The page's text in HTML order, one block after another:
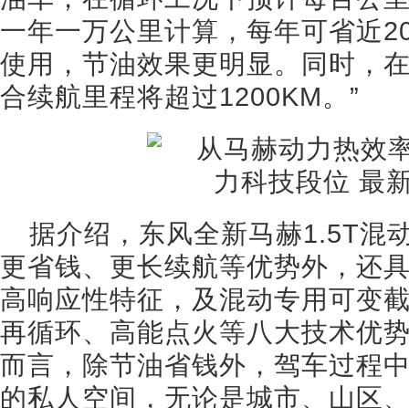
一年一万公里计算，每年可省近
使用，节油效果更明显。同时，
合续航里程将超过1200KM。”
据介绍，东风全新马赫1.5T混
更省钱、更长续航等优势外，还
高响应性特征，及混动专用可变
再循环、高能点火等八大技术优
而言，除节油省钱外，驾车过程
的私人空间，无论是城市、山区